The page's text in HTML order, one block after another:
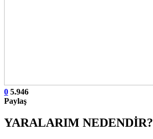
0 5.946
Paylaş
YARALARIM NEDENDİR?